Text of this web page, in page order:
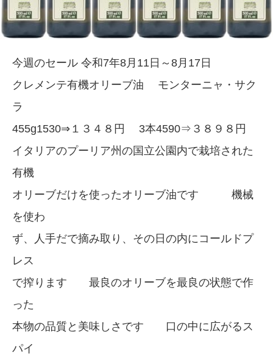
今週のセール 令和7年8月11日～8月17日
クレメンテ有機オリーブ油 モンターニャ・サク
ラ
455g1530⇒１３４８円 3本4590⇒３８９８円
イタリアのプーリア州の国立公園内で栽培された
有機
オリーブだけを使ったオリーブ油です 機械
を使わ
ず、人手だで摘み取り、その日の内にコールドプ
レス
で搾ります 最良のオリーブを最良の状態で作
った
本物の品質と美味しさです 口の中に広がるス
パイ